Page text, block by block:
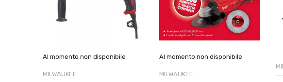
Al momento non disponibile
MILWAUKEE
Al momento non disponibile
MILWAUKEE